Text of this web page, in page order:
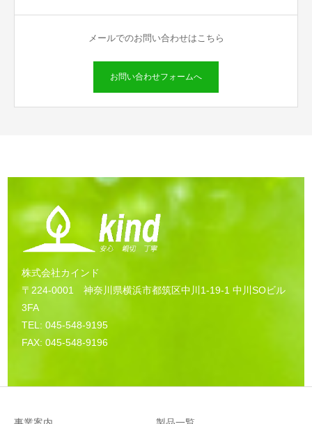
メールでのお問い合わせはこちら
お問い合わせフォームへ
株式会社カインド
〒224-0001 神奈川県横浜市都筑区中川1-19-1 中川SOビル
3FA
TEL: 045-548-9195
FAX: 045-548-9196